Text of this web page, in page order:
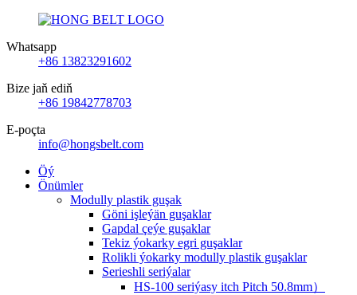
Whatsapp
+86 13823291602
Bize jaň ediň
+86 19842778703
E-poçta
info@hongsbelt.com
Öý
Önümler
Modully plastik guşak
Göni işleýän guşaklar
Gapdal çeýe guşaklar
Tekiz ýokarky egri guşaklar
Rolikli ýokarky modully plastik guşaklar
Serieshli seriýalar
HS-100 seriýasy itch Pitch 50.8mm）